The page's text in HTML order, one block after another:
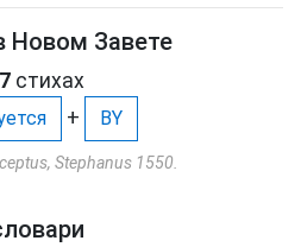
Новом Завете
7 стихах
+ BY
Stephanus 1550.